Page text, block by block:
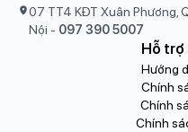
07 TT4 KĐT Xuân Phương,
Nội - 097 390 5007
Hỗ trợ
Hướng
Chính
Chính
Chính